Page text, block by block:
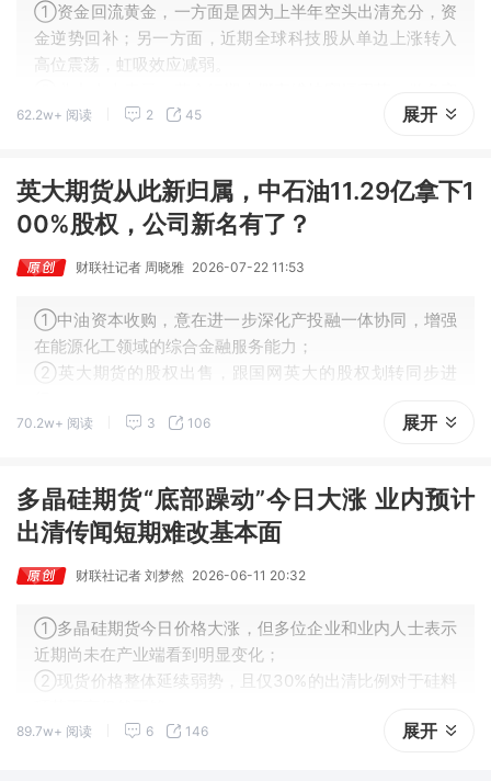
①资金回流黄金，一方面是因为上半年空头出清充分，资
金逆势回补；另一方面，近期全球科技股从单边上涨转入
高位震荡，虹吸效应减弱。
口尚未开启，趋势性上涨或需等到9月之后，核心变量在于
62.2w+ 阅读 2 45 展开
英大期货从此新归属，中石油11.29亿拿下1
00%股权，公司新名有了？
财联社记者 周晓雅 2026-07-22 11:53
①中油资本收购，意在进一步深化产投融一体协同，增强
在能源化工领域的综合金融服务能力；
②英大期货的股权出售，跟国网英大的股权划转同步进
③随着新一轮股权变更落地，英大期货或迎来发展新机
70.2w+ 阅读 3 106 展开
多晶硅期货“底部躁动”今日大涨 业内预计
出清传闻短期难改基本面
财联社记者 刘梦然 2026-06-11 20:32
①多晶硅期货今日价格大涨，但多位企业和业内人士表示
近期尚未在产业端看到明显变化；
②现货价格整体延续弱势，且仅30%的出清比例对于硅料
89.7w+ 阅读 6 146 展开